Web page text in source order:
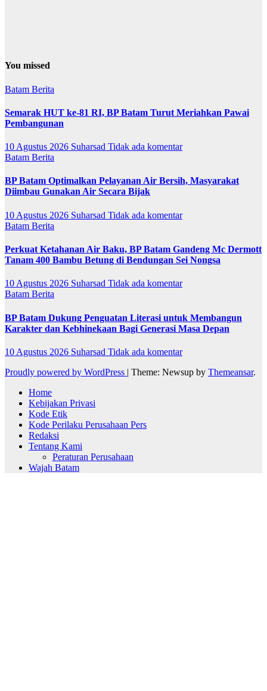
You missed
Batam Berita
Semarak HUT ke-81 RI, BP Batam Turut Meriahkan Pawai
Pembangunan
10 Agustus 2026 Suharsad Tidak ada komentar
Batam Berita
BP Batam Optimalkan Pelayanan Air Bersih, Masyarakat
Diimbau Gunakan Air Secara Bijak
10 Agustus 2026 Suharsad Tidak ada komentar
Batam Berita
Perkuat Ketahanan Air Baku, BP Batam Gandeng Mc Dermott
Tanam 400 Bambu Betung di Bendungan Sei Nongsa
10 Agustus 2026 Suharsad Tidak ada komentar
Batam Berita
BP Batam Dukung Penguatan Literasi untuk Membangun
Karakter dan Kebhinekaan Bagi Generasi Masa Depan
10 Agustus 2026 Suharsad Tidak ada komentar
Proudly powered by WordPress | Theme: Newsup by Themeansar.
Home
Kebijakan Privasi
Kode Etik
Kode Perilaku Perusahaan Pers
Redaksi
Tentang Kami
Peraturan Perusahaan
Wajah Batam